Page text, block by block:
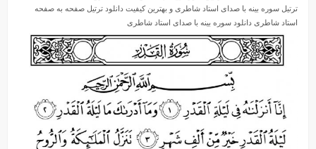
ترتیل سوره بینه با صدای استاد شاطری و بهترین کیفیت دانلود ترتیل صفحه به صفحه
استاد شاطری دانلود سوره بینه با صدای استاد شاطری